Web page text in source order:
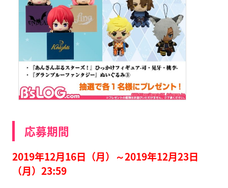
応募期間
2019年12月16日（月）～2019年12月23日
（月）23:59